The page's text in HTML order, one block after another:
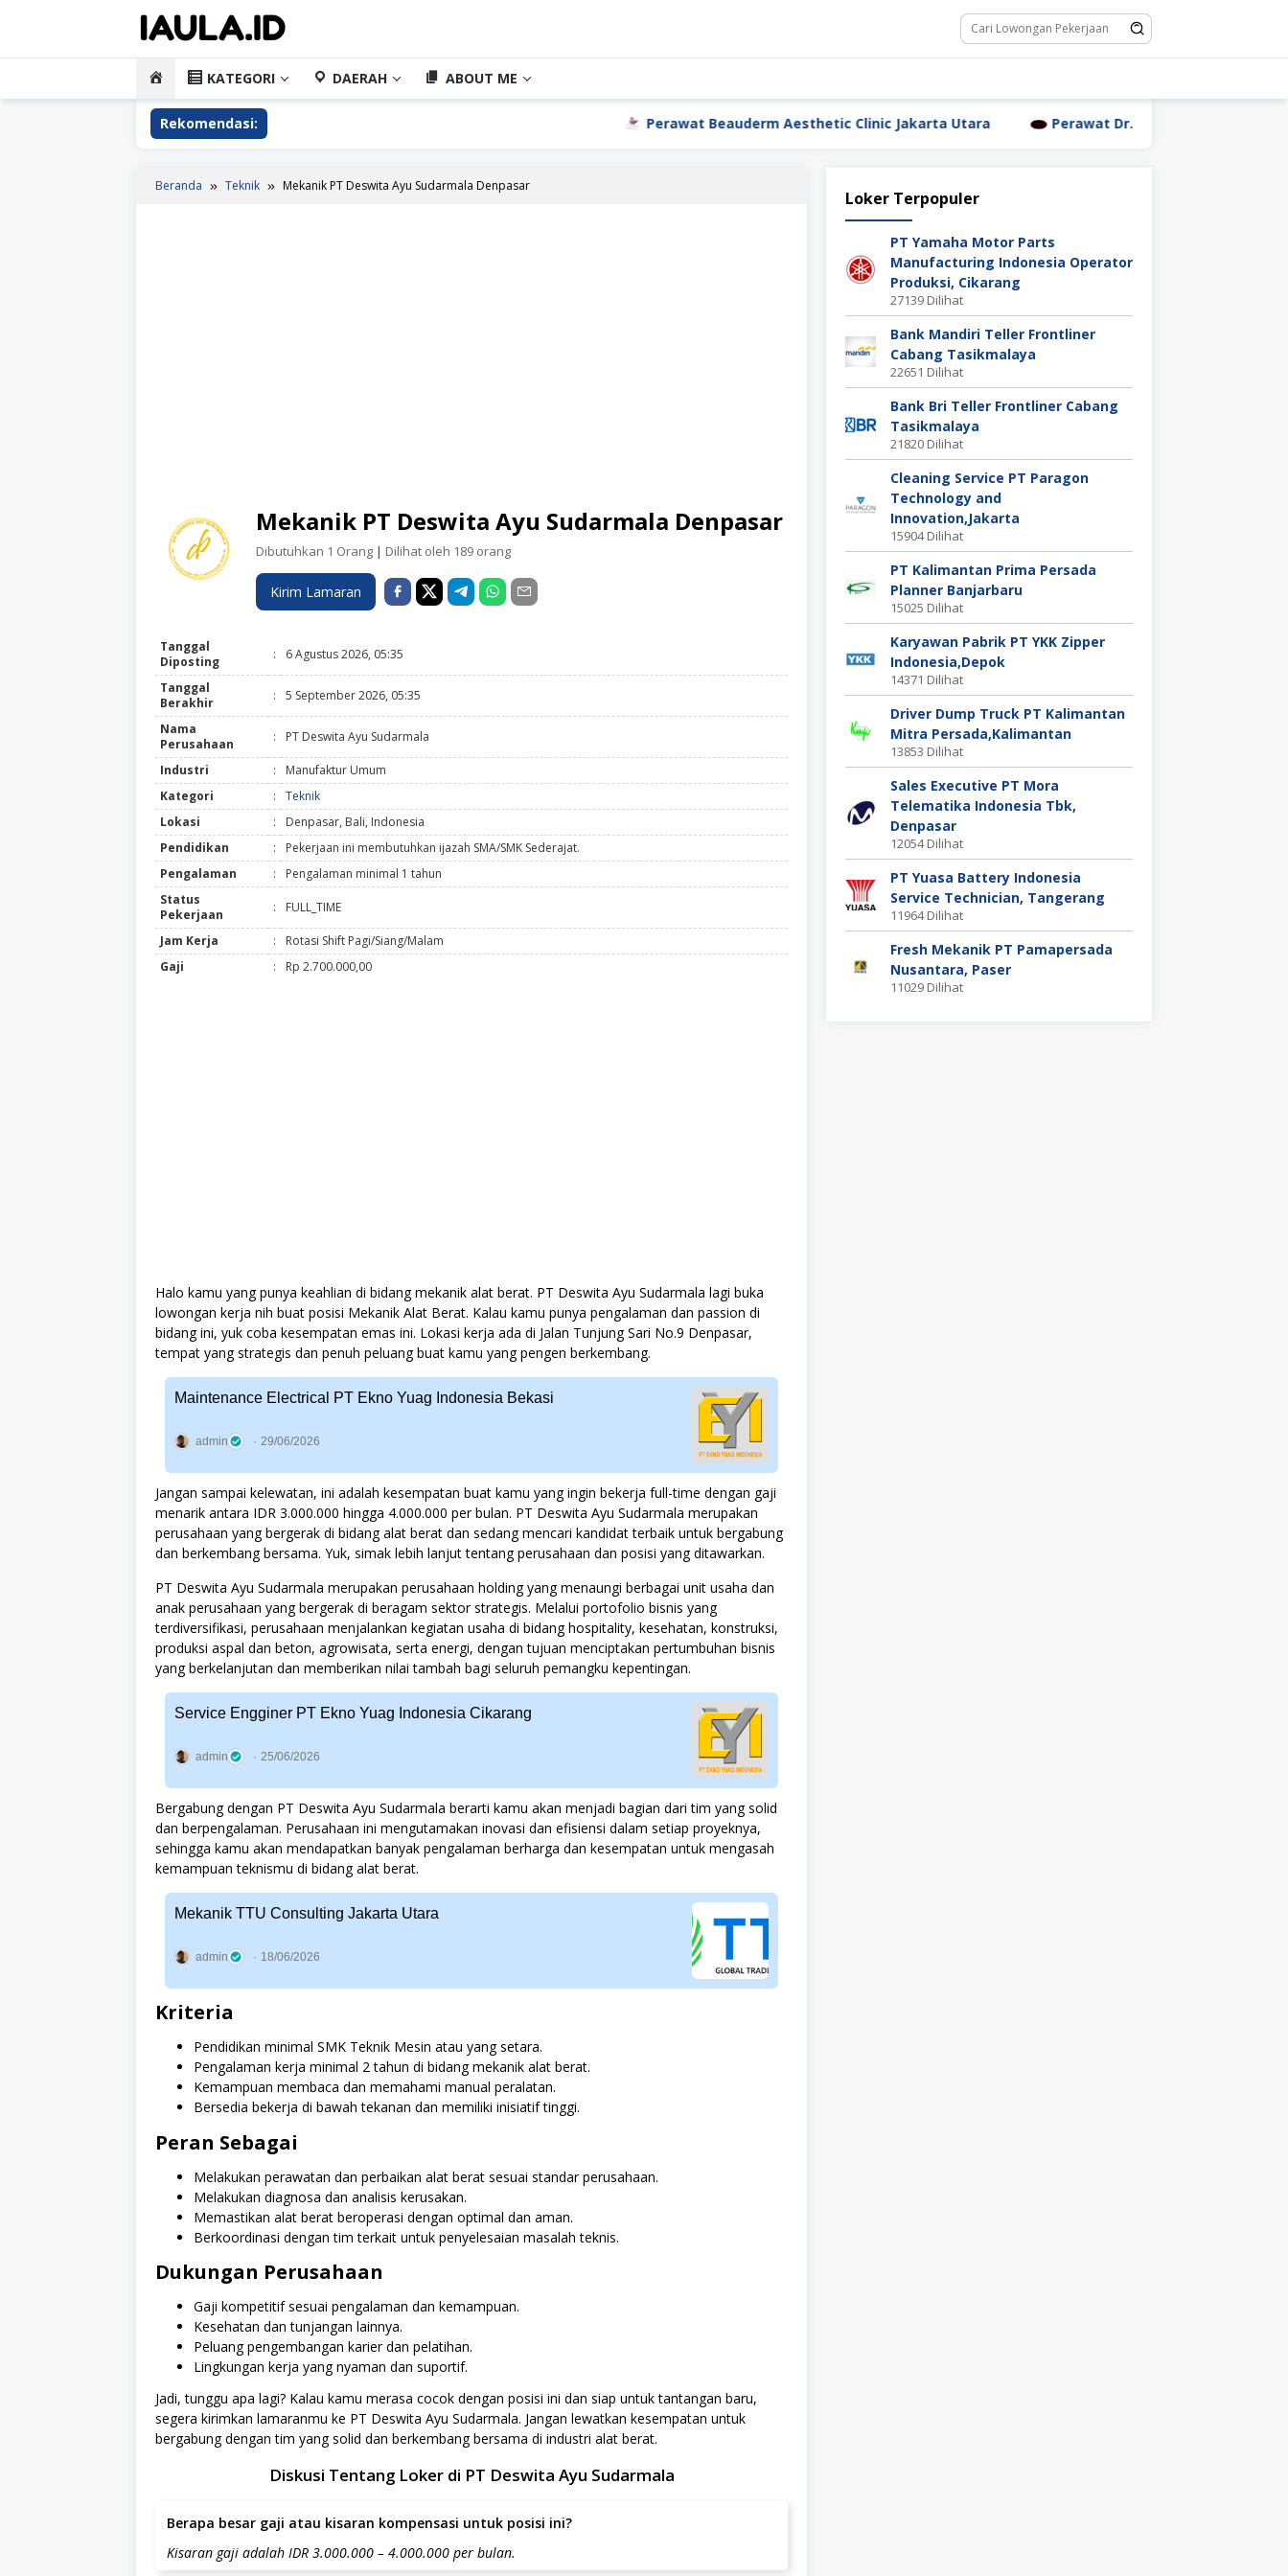
HOME KATEGORI DAERAH ABOUT ME
Rekomendasi: Perawat Beauderm Aesthetic Clinic Jakarta Utara Perawat Dr. Triyanti Sundari Jakarta Utara
Beranda Teknik Mekanik PT Deswita Ayu Sudarmala Denpasar
Mekanik PT Deswita Ayu Sudarmala Denpasar
Dibutuhkan 1 Orang | Dilihat oleh 189 orang
Kirim Lamaran
Tanggal
Diposting
: 6 Agustus 2026, 05:35
Tanggal
Berakhir
: 5 September 2026, 05:35
Nama
Perusahaan
: PT Deswita Ayu Sudarmala
Industri :
Manufaktur Umum
Kategori
:
Teknik
Lokasi
:
Denpasar, Bali, Indonesia
Pendidikan
:
Pekerjaan ini membutuhkan ijazah SMA/SMK Sederajat.
Pengalaman
:
Pengalaman minimal 1 tahun
Status
Pekerjaan
: FULL_TIME
Jam Kerja :
Rotasi Shift Pagi/Siang/Malam
Gaji
: Rp 2.700.000,00
Halo kamu yang punya keahlian di bidang mekanik alat berat. PT Deswita Ayu Sudarmala lagi buka
lowongan kerja nih buat posisi Mekanik Alat Berat. Kalau kamu punya pengalaman dan passion di
bidang ini, yuk coba kesempatan emas ini. Lokasi kerja ada di Jalan Tunjung Sari No.9 Denpasar,
tempat yang strategis dan penuh peluang buat kamu yang pengen berkembang.
Maintenance Electrical PT Ekno Yuag Indonesia Bekasi
admin 29/06/2026
Jangan sampai kelewatan, ini adalah kesempatan buat kamu yang ingin bekerja full-time dengan gaji
menarik antara IDR 3.000.000 hingga 4.000.000 per bulan. PT Deswita Ayu Sudarmala merupakan
perusahaan yang bergerak di bidang alat berat dan sedang mencari kandidat terbaik untuk bergabung
dan berkembang bersama. Yuk, simak lebih lanjut tentang perusahaan dan posisi yang ditawarkan.
PT Deswita Ayu Sudarmala merupakan perusahaan holding yang menaungi berbagai unit usaha dan
anak perusahaan yang bergerak di beragam sektor strategis. Melalui portofolio bisnis yang
terdiversifikasi, perusahaan menjalankan kegiatan usaha di bidang hospitality, kesehatan, konstruksi,
produksi aspal dan beton, agrowisata, serta energi, dengan tujuan menciptakan pertumbuhan bisnis
yang berkelanjutan dan memberikan nilai tambah bagi seluruh pemangku kepentingan.
Service Engginer PT Ekno Yuag Indonesia Cikarang
admin 25/06/2026
Bergabung dengan PT Deswita Ayu Sudarmala berarti kamu akan menjadi bagian dari tim yang solid
dan berpengalaman. Perusahaan ini mengutamakan inovasi dan efisiensi dalam setiap proyeknya,
sehingga kamu akan mendapatkan banyak pengalaman berharga dan kesempatan untuk mengasah
kemampuan teknismu di bidang alat berat.
Mekanik TTU Consulting Jakarta Utara
admin 18/06/2026
Kriteria
Pendidikan minimal SMK Teknik Mesin atau yang setara.
Pengalaman kerja minimal 2 tahun di bidang mekanik alat berat.
Kemampuan membaca dan memahami manual peralatan.
Bersedia bekerja di bawah tekanan dan memiliki inisiatif tinggi.
Peran Sebagai
Melakukan perawatan dan perbaikan alat berat sesuai standar perusahaan.
Melakukan diagnosa dan analisis kerusakan.
Memastikan alat berat beroperasi dengan optimal dan aman.
Berkoordinasi dengan tim terkait untuk penyelesaian masalah teknis.
Dukungan Perusahaan
Gaji kompetitif sesuai pengalaman dan kemampuan.
Kesehatan dan tunjangan lainnya.
Peluang pengembangan karier dan pelatihan.
Lingkungan kerja yang nyaman dan suportif.
Jadi, tunggu apa lagi? Kalau kamu merasa cocok dengan posisi ini dan siap untuk tantangan baru,
segera kirimkan lamaranmu ke PT Deswita Ayu Sudarmala. Jangan lewatkan kesempatan untuk
bergabung dengan tim yang solid dan berkembang bersama di industri alat berat.
Diskusi Tentang Loker di PT Deswita Ayu Sudarmala
Berapa besar gaji atau kisaran kompensasi untuk posisi ini?
Kisaran gaji adalah IDR 3.000.000 – 4.000.000 per bulan.
Loker Terpopuler
PT Yamaha Motor Parts
Manufacturing Indonesia Operator
Produksi, Cikarang
27139 Dilihat
Bank Mandiri Teller Frontliner
Cabang Tasikmalaya
22651 Dilihat
Bank Bri Teller Frontliner Cabang
Tasikmalaya
21820 Dilihat
Cleaning Service PT Paragon
Technology and
Innovation,Jakarta
15904 Dilihat
PT Kalimantan Prima Persada
Planner Banjarbaru
15025 Dilihat
Karyawan Pabrik PT YKK Zipper
Indonesia,Depok
14371 Dilihat
Driver Dump Truck PT Kalimantan
Mitra Persada,Kalimantan
13853 Dilihat
Sales Executive PT Mora
Telematika Indonesia Tbk,
Denpasar
12054 Dilihat
PT Yuasa Battery Indonesia
Service Technician, Tangerang
11964 Dilihat
Fresh Mekanik PT Pamapersada
Nusantara, Paser
11029 Dilihat